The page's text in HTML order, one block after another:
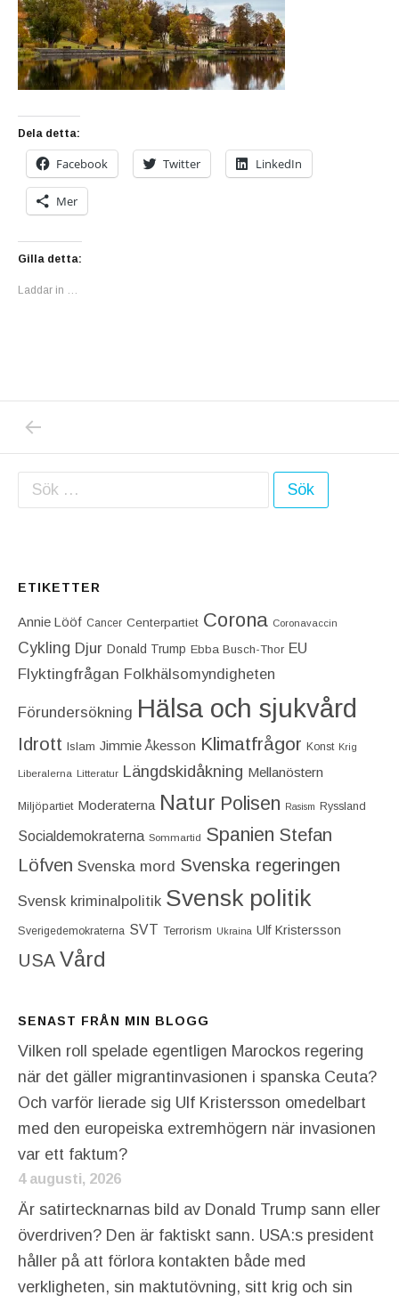
Dela detta:
Facebook Twitter LinkedIn
Mer
Gilla detta:
Laddar in …
Inläggsnavigering
Sök efter:
ETIKETTER
Annie Lööf Cancer Centerpartiet‎ Corona Coronavaccin
Cykling Djur Donald Trump Ebba Busch-Thor EU
Flyktingfrågan Folkhälsomyndigheten
Förundersökning Hälsa och sjukvård
Idrott Islam Jimmie Åkesson Klimatfrågor Konst Krig
Liberalerna Litteratur Längdskidåkning Mellanöstern
Miljöpartiet Moderaterna Natur Polisen Rasism Ryssland
Socialdemokraterna Sommartid Spanien Stefan
Löfven Svenska mord Svenska regeringen
Svensk kriminalpolitik Svensk politik
Sverigedemokraterna SVT Terrorism Ukraina Ulf Kristersson
USA Vård
SENAST FRÅN MIN BLOGG
Vilken roll spelade egentligen Marockos regering
när det gäller migrantinvasionen i spanska Ceuta?
Och varför lierade sig Ulf Kristersson omedelbart
med den europeiska extremhögern när invasionen
var ett faktum?
4 augusti, 2026
Är satirtecknarnas bild av Donald Trump sann eller
överdriven? Den är faktiskt sann. USA:s president
håller på att förlora kontakten både med
verkligheten, sin maktutövning, sitt krig och sin